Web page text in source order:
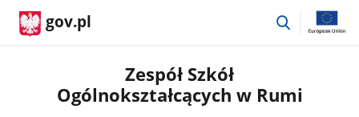
gov.pl
przejdź
Zespół Szkół
Ogólnokształcących w Rumi